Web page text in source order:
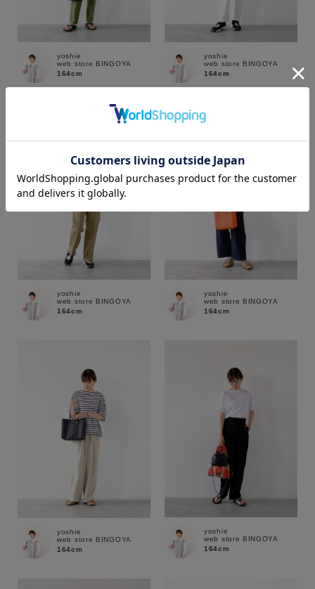
通常商品 予約商品
在庫あり
yoshie
web store BINGOYA
164cm
yoshie
web store BINGOYA
164cm
yoshie
web store BINGOYA
164cm
yoshie
web store BINGOYA
164cm
yoshie
web store BINGOYA
164cm
yoshie
web store BINGOYA
164cm